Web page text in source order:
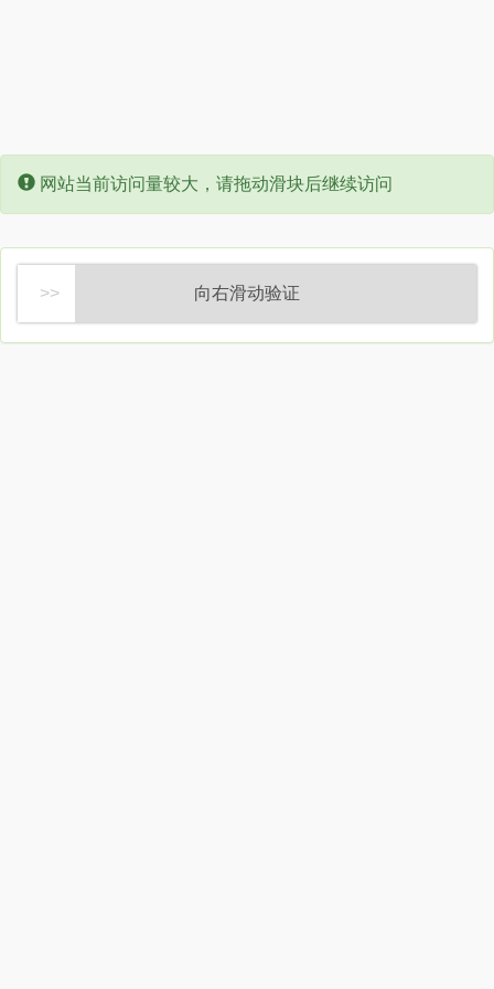
Error:
网站当前访问量较大，请拖动滑块后继续访问
向右滑动验证